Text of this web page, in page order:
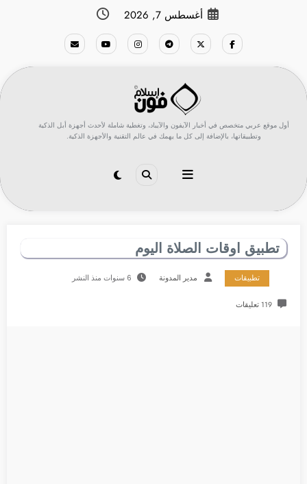
أغسطس 7, 2026
أول موقع عربي متخصص في أخبار الآيفون والآيباد، وتغطية شاملة لأحدث أجهزة أبل الذكية
وتطبيقاتها، بالإضافة إلى كل ما يهمك في عالم التقنية والأجهزة الذكية.
تطبيق اوقات الصلاة اليوم
تطبيقات مدير المدونة 6 سنوات منذ النشر
119 تعليقات